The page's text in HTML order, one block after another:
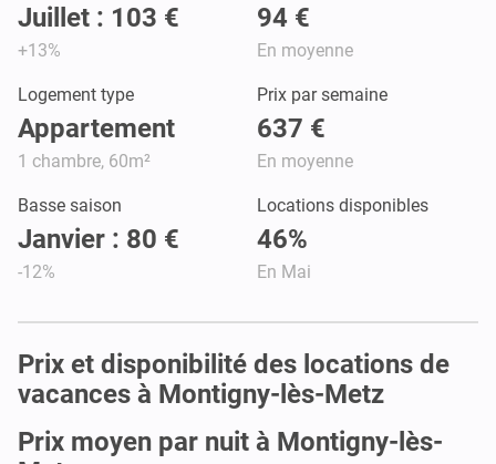
Juillet : 103 €
+13%
94 €
En moyenne
Logement type
Appartement
1 chambre, 60m²
Prix par semaine
637 €
En moyenne
Basse saison
Janvier : 80 €
-12%
Locations disponibles
46%
En Mai
Prix et disponibilité des locations de
vacances à Montigny-lès-Metz
Prix moyen par nuit à Montigny-lès-